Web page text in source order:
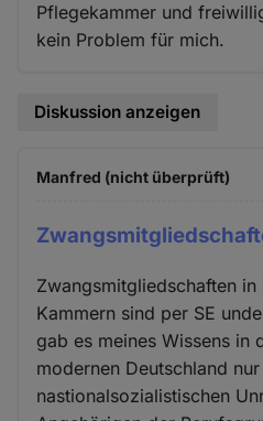
Pflegekammer und
kein Problem für mich.
Diskussion anzeigen
Manfred (nicht überprüft)
Zwangsmitgliedschaften
Kammern sind per SE
gab es meines Wissens in
modernen Deutschland
nastionalsozialistischen